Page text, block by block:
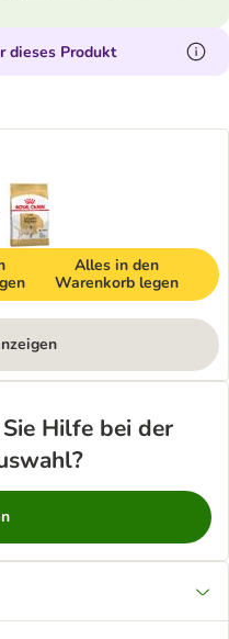
dieses Produkt
Alles in den
Warenkorb legen
Hilfe bei der